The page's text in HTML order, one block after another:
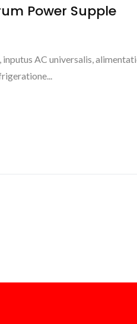
Power Supple
AC universalis,